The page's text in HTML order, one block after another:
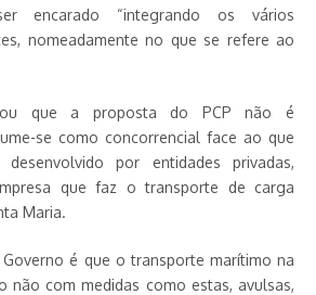
encarado “integrando os vários
nomeadamente no que se refere ao
que a proposta do PCP não é
se como concorrencial face ao que
por entidades privadas,
que faz o transporte de carga
Maria.
é que o transporte marítimo na
não com medidas como estas, avulsas,